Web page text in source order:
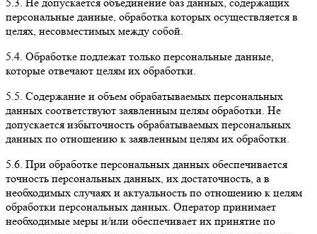
персональные данные, обработка которых осуществляется в
целях, несовместимых между собой.
5.4. Обработке подлежат только персональные данные,
которые отвечают целям их обработки.
5.5. Содержание и объем обрабатываемых персональных
данных соответствуют заявленным целям обработки. Не
допускается избыточность обрабатываемых персональных
данных по отношению к заявленным целям их обработки.
5.6. При обработке персональных данных обеспечивается
точность персональных данных, их достаточность, а в
необходимых случаях и актуальность по отношению к целям
обработки персональных данных. Оператор принимает
необходимые меры и/или обеспечивает их принятие по